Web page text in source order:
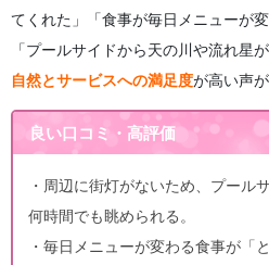
てくれた」「食事が毎日メニューが
「プールサイドから天の川や流れ星
自然とサービスへの満足度が高い声
良い口コミ・高評価
・周辺に街灯がないため、プール
何時間でも眺められる。
・毎日メニューが変わる食事が「